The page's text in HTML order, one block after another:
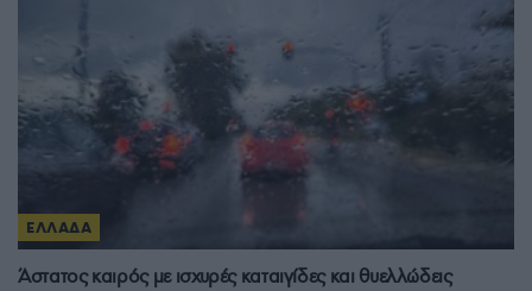
ΕΛΛΑΔΑ
Άστατος καιρός με ισχυρές καταιγίδες και θυελλώδεις